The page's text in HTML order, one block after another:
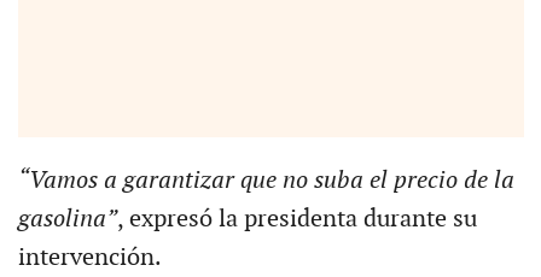
“Vamos a garantizar que no suba el precio de la
gasolina”, expresó la presidenta durante su
intervención.